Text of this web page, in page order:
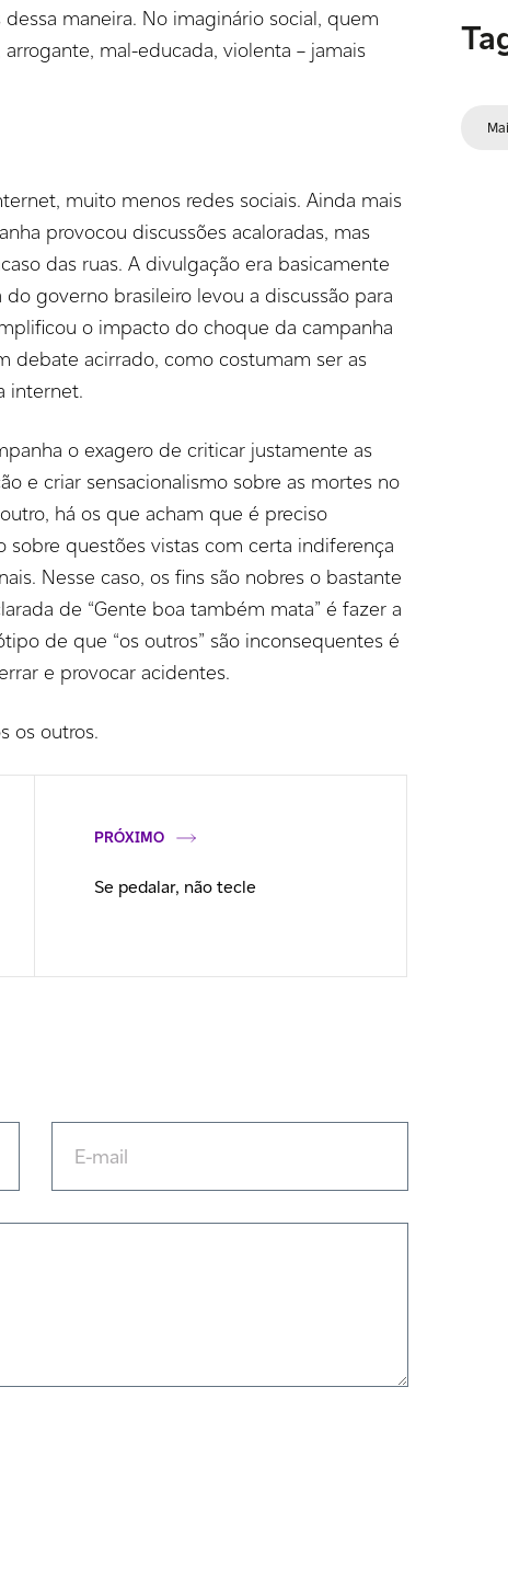
maneira. No imaginário social, quem
mal-educada, violenta – jamais
muito menos redes sociais. Ainda mais
provocou discussões acaloradas, mas
das ruas. A divulgação era basicamente
governo brasileiro levou a discussão para
o impacto do choque da campanha
debate acirrado, como costumam ser as
internet.
o exagero de criticar justamente as
e criar sensacionalismo sobre as mortes no
há os que acham que é preciso
sobre questões vistas com certa indiferença
Nesse caso, os fins são nobres o bastante
de “Gente boa também mata” é fazer a
de que “os outros” são inconsequentes é
e provocar acidentes.
os outros.
PRÓXIMO
Se pedalar, não tecle